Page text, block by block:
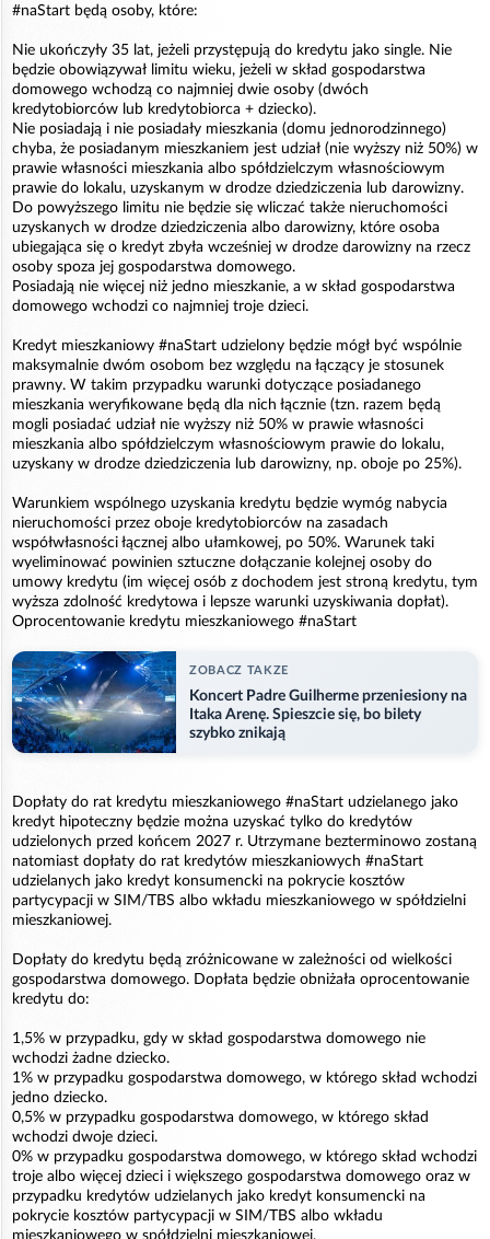
#naStart będą osoby, które:
Nie ukończyły 35 lat, jeżeli przystępują do kredytu jako single. Nie
będzie obowiązywał limitu wieku, jeżeli w skład gospodarstwa
domowego wchodzą co najmniej dwie osoby (dwóch
kredytobiorców lub kredytobiorca + dziecko).
Nie posiadają i nie posiadały mieszkania (domu jednorodzinnego)
chyba, że posiadanym mieszkaniem jest udział (nie wyższy niż 50%) w
prawie własności mieszkania albo spółdzielczym własnościowym
prawie do lokalu, uzyskanym w drodze dziedziczenia lub darowizny.
Do powyższego limitu nie będzie się wliczać także nieruchomości
uzyskanych w drodze dziedziczenia albo darowizny, które osoba
ubiegająca się o kredyt zbyła wcześniej w drodze darowizny na rzecz
osoby spoza jej gospodarstwa domowego.
Posiadają nie więcej niż jedno mieszkanie, a w skład gospodarstwa
domowego wchodzi co najmniej troje dzieci.
Kredyt mieszkaniowy #naStart udzielony będzie mógł być wspólnie
maksymalnie dwóm osobom bez względu na łączący je stosunek
prawny. W takim przypadku warunki dotyczące posiadanego
mieszkania weryfikowane będą dla nich łącznie (tzn. razem będą
mogli posiadać udział nie wyższy niż 50% w prawie własności
mieszkania albo spółdzielczym własnościowym prawie do lokalu,
uzyskany w drodze dziedziczenia lub darowizny, np. oboje po 25%).
Warunkiem wspólnego uzyskania kredytu będzie wymóg nabycia
nieruchomości przez oboje kredytobiorców na zasadach
współwłasności łącznej albo ułamkowej, po 50%. Warunek taki
wyeliminować powinien sztuczne dołączanie kolejnej osoby do
umowy kredytu (im więcej osób z dochodem jest stroną kredytu, tym
wyższa zdolność kredytowa i lepsze warunki uzyskiwania dopłat).
Oprocentowanie kredytu mieszkaniowego #naStart
ZOBACZ TAKZE
Koncert Padre Guilherme przeniesiony na
Itaka Arenę. Spieszcie się, bo bilety
szybko znikają
Dopłaty do rat kredytu mieszkaniowego #naStart udzielanego jako
kredyt hipoteczny będzie można uzyskać tylko do kredytów
udzielonych przed końcem 2027 r. Utrzymane bezterminowo zostaną
natomiast dopłaty do rat kredytów mieszkaniowych #naStart
udzielanych jako kredyt konsumencki na pokrycie kosztów
partycypacji w SIM/TBS albo wkładu mieszkaniowego w spółdzielni
mieszkaniowej.
Dopłaty do kredytu będą zróżnicowane w zależności od wielkości
gospodarstwa domowego. Dopłata będzie obniżała oprocentowanie
kredytu do:
1,5% w przypadku, gdy w skład gospodarstwa domowego nie
wchodzi żadne dziecko.
1% w przypadku gospodarstwa domowego, w którego skład wchodzi
jedno dziecko.
0,5% w przypadku gospodarstwa domowego, w którego skład
wchodzi dwoje dzieci.
0% w przypadku gospodarstwa domowego, w którego skład wchodzi
troje albo więcej dzieci i większego gospodarstwa domowego oraz w
przypadku kredytów udzielanych jako kredyt konsumencki na
pokrycie kosztów partycypacji w SIM/TBS albo wkładu
mieszkaniowego w spółdzielni mieszkaniowej.